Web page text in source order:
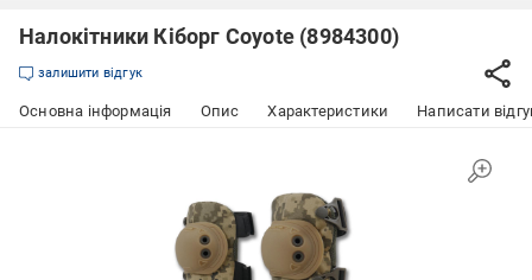
Налокітники Кіборг Сoyote (8984300)
залишити відгук
Основна інформація Опис Характеристики Написати